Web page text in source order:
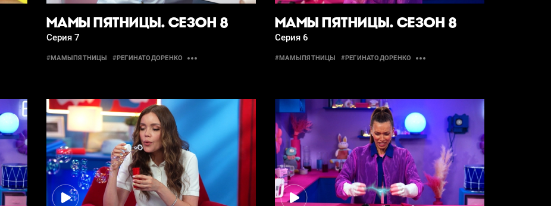
МАМЫ ПЯТНИЦЫ. СЕЗОН 8
Серия 7
#МАМЫПЯТНИЦЫ #РЕГИНАТОДОРЕНКО
МАМЫ ПЯТНИЦЫ. СЕЗОН 8
Серия 6
#МАМЫПЯТНИЦЫ #РЕГИНАТОДОРЕНКО